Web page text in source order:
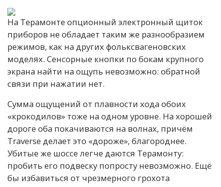
На Терамонте опционный электронный щиток
приборов не обладает таким же разнообразием
режимов, как на других фольксвагеновских
моделях. Сенсорные кнопки по бокам крупного
экрана найти на ощупь невозможно: обратной
связи при нажатии нет.
Сумма ощущений от плавности хода обоих
«крокодилов» тоже на одном уровне. На хорошей
дороге оба покачиваются на волнах, причём
Traverse делает это «дороже», благороднее.
Убитые же шоссе легче даются Терамонту:
пробить его подвеску попросту невозможно. Ещё
бы избавиться от чрезмерного грохота